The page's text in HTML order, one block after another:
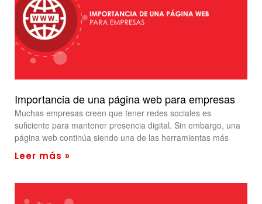
Importancia de una página web para empresas
Muchas empresas creen que tener redes sociales es
suficiente para mantener presencia digital. Sin embargo, una
página web continúa siendo una de las herramientas más
Leer más »